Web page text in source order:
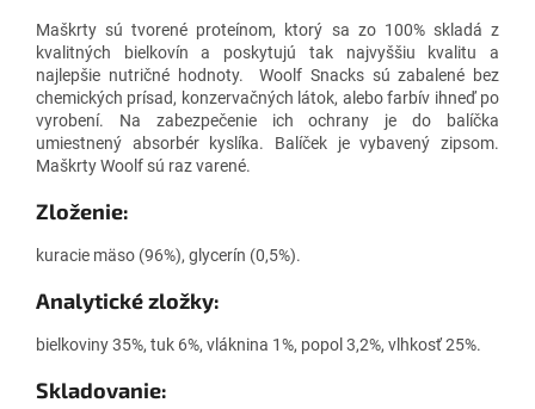
Maškrty sú tvorené proteínom, ktorý sa zo 100% skladá z
kvalitných bielkovín a poskytujú tak najvyššiu kvalitu a
najlepšie nutričné hodnoty. Woolf Snacks sú zabalené bez
chemických prísad, konzervačných látok, alebo farbív ihneď po
vyrobení. Na zabezpečenie ich ochrany je do balíčka
umiestnený absorbér kyslíka. Balíček je vybavený zipsom.
Maškrty Woolf sú raz varené.
Zloženie:
kuracie mäso (96%), glycerín (0,5%).
Analytické zložky:
bielkoviny 35%, tuk 6%, vláknina 1%, popol 3,2%, vlhkosť 25%.
Skladovanie: